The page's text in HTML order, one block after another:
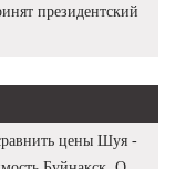
президентский
цены Шуя -